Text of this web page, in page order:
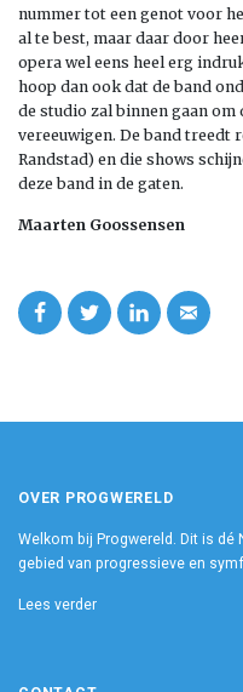
nummer tot een genot voor
al te best, maar daar door
opera wel eens heel erg
hoop dan ook dat de band
de studio zal binnen gaan om
vereeuwigen. De band treedt
Randstad) en die shows
deze band in de gaten.
Maarten Goossensen
OVER PROGWERELD
Welkom bij Progwereld. Dit is
gebied van progressieve en
Lees verder